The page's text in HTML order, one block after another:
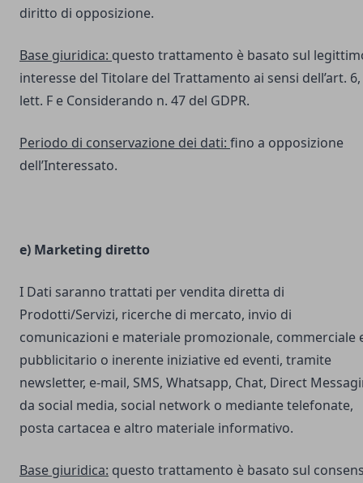
diritto di opposizione.
Base giuridica: questo trattamento è basato sul
interesse del Titolare del Trattamento ai sensi dell’art. 6,
lett. F e Considerando n. 47 del GDPR.
Periodo di conservazione dei dati: fino a opposizione
dell’Interessato.
e) Marketing diretto
I Dati saranno trattati per vendita diretta di
Prodotti/Servizi, ricerche di mercato, invio di
comunicazioni e materiale promozionale, commerciale
pubblicitario o inerente iniziative ed eventi, tramite
newsletter, e-mail, SMS, Whatsapp, Chat, Direct
da social media, social network o mediante telefonate,
posta cartacea e altro materiale informativo.
Base giuridica: questo trattamento è basato sul